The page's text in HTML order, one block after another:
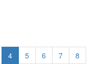
4 5 6 7
8